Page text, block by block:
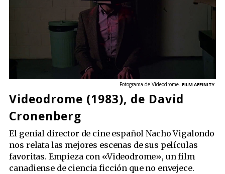
Fotograma de Videodrome. FILM AFFINITY.
Videodrome (1983), de David
Cronenberg
El genial director de cine español Nacho Vigalondo
nos relata las mejores escenas de sus películas
favoritas. Empieza con «Videodrome», un film
canadiense de ciencia ficción que no envejece.